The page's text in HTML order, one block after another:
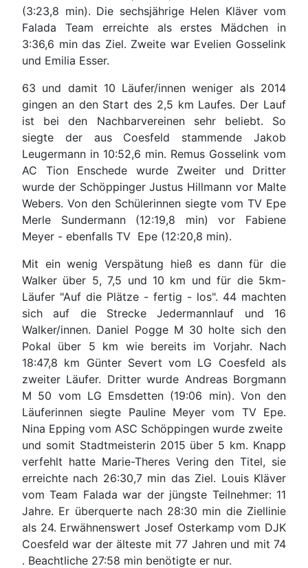
(3:23,8 min). Die sechsjährige Helen Kläver vom
Falada Team erreichte als erstes Mädchen in
3:36,6 min das Ziel. Zweite war Evelien Gosselink
und Emilia Esser.
63 und damit 10 Läufer/innen weniger als 2014
gingen an den Start des 2,5 km Laufes. Der Lauf
ist bei den Nachbarvereinen sehr beliebt. So
siegte der aus Coesfeld stammende Jakob
Leugermann in 10:52,6 min. Remus Gosselink vom
AC Tion Enschede wurde Zweiter und Dritter
wurde der Schöppinger Justus Hillmann vor Malte
Webers. Von den Schülerinnen siegte vom TV Epe
Merle Sundermann (12:19,8 min) vor Fabiene
Meyer - ebenfalls TV Epe (12:20,8 min).
Mit ein wenig Verspätung hieß es dann für die
Walker über 5, 7,5 und 10 km und für die 5km-
Läufer "Auf die Plätze - fertig - los". 44 machten
sich auf die Strecke Jedermannlauf und 16
Walker/innen. Daniel Pogge M 30 holte sich den
Pokal über 5 km wie bereits im Vorjahr. Nach
18:47,8 km Günter Severt vom LG Coesfeld als
zweiter Läufer. Dritter wurde Andreas Borgmann
M 50 vom LG Emsdetten (19:06 min). Von den
Läuferinnen siegte Pauline Meyer vom TV Epe.
Nina Epping vom ASC Schöppingen wurde zweite
und somit Stadtmeisterin 2015 über 5 km. Knapp
verfehlt hatte Marie-Theres Vering den Titel, sie
erreichte nach 26:30,7 min das Ziel. Louis Kläver
vom Team Falada war der jüngste Teilnehmer: 11
Jahre. Er überquerte nach 28:30 min die Ziellinie
als 24. Erwähnenswert Josef Osterkamp vom DJK
Coesfeld war der älteste mit 77 Jahren und mit 74
. Beachtliche 27:58 min benötigte er nur.